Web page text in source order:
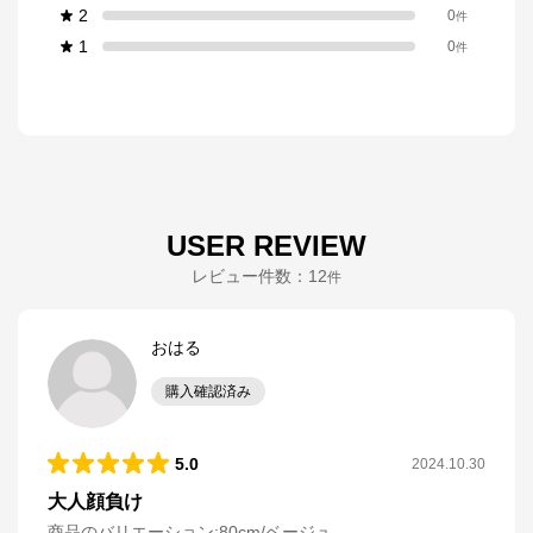
2 0件
1 0件
USER REVIEW
レビュー件数： 12件
おはる
購入確認済み
5.0 2024.10.30
大人顔負け